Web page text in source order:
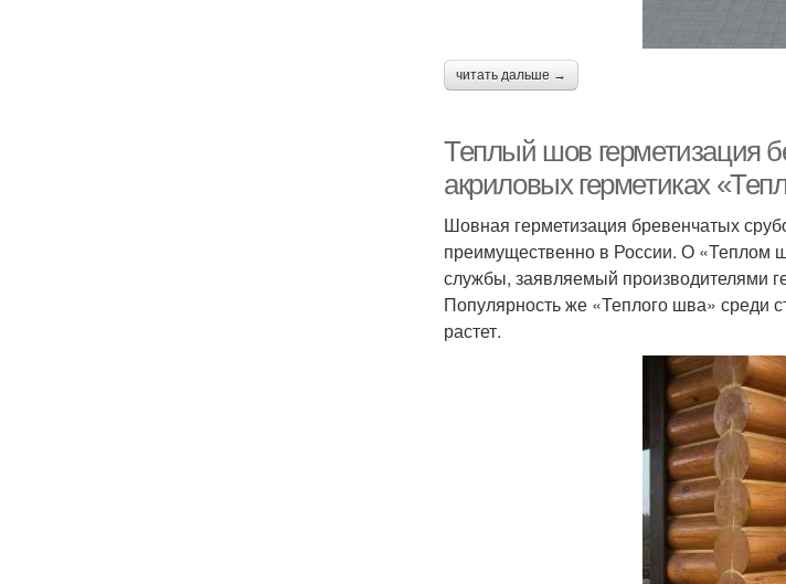
читать дальше →
Теплый шов герметизация
акриловых герметиках
Шовная герметизация бревенчатых
преимущественно в России. О «Теплом
службы, заявляемый производителями
Популярность же «Теплого шва» среди
растет.